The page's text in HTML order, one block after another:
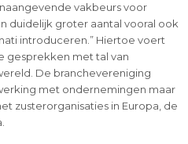
vakbeurs voor
duidelijk groter aantal vooral ook
introduceren.” Hiertoe voert
gesprekken met tal van
De branchevereniging
met ondernemingen maar
zusterorganisaties in Europa, de